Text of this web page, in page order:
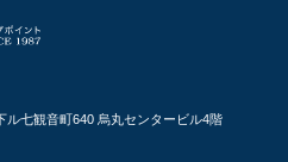
ル七観音町640 烏丸センタービル4階